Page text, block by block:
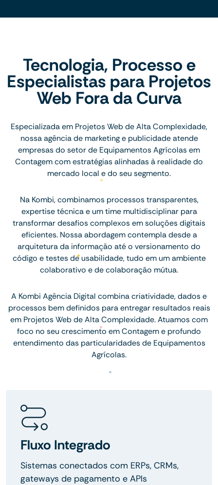
Tecnologia, Processo e
Especialistas para Projetos
Web Fora da Curva
Especializada em Projetos Web de Alta Complexidade,
nossa agência de marketing e publicidade atende
empresas do setor de Equipamentos Agrícolas em
Contagem com estratégias alinhadas à realidade do
mercado local e do seu segmento.
Na Kombi, combinamos processos transparentes,
expertise técnica e um time multidisciplinar para
transformar desafios complexos em soluções digitais
eficientes. Nossa abordagem contempla desde a
arquitetura da informação até o versionamento do
código e testes de usabilidade, tudo em um ambiente
colaborativo e de colaboração mútua.
A Kombi Agência Digital combina criatividade, dados e
processos bem definidos para entregar resultados reais
em Projetos Web de Alta Complexidade. Atuamos com
foco no seu crescimento em Contagem e profundo
entendimento das particularidades de Equipamentos
Agrícolas.
Fluxo Integrado
Sistemas conectados com ERPs, CRMs,
gateways de pagamento e APIs